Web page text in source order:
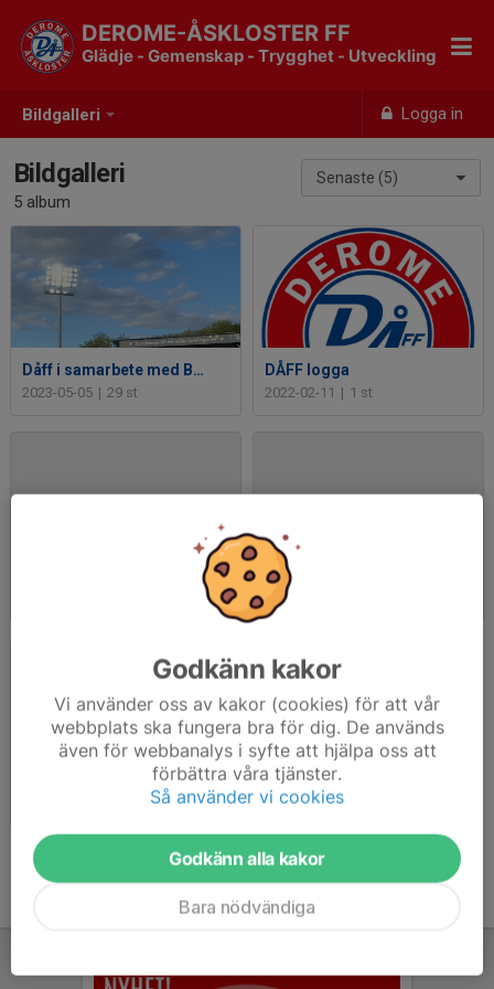
Bildgalleri Logga in
DEROME-ÅSKLOSTER FF
Glädje - Gemenskap - Trygghet - Utveckling
Senaste (5)
Bildgalleri
5 album
Dåff i samarbete med Bois 4 maj
2023-05-05 | 29 st
DÅFF logga
2022-02-11 | 1 st
Dersbovallen
2021-08-23
Godkänn kakor
Vi använder oss av kakor (cookies) för att vår
webbplats ska fungera bra för dig. De används
även för webbanalys i syfte att hjälpa oss att
förbättra våra tjänster.
Så använder vi cookies
Godkänn alla kakor
Bara nödvändiga